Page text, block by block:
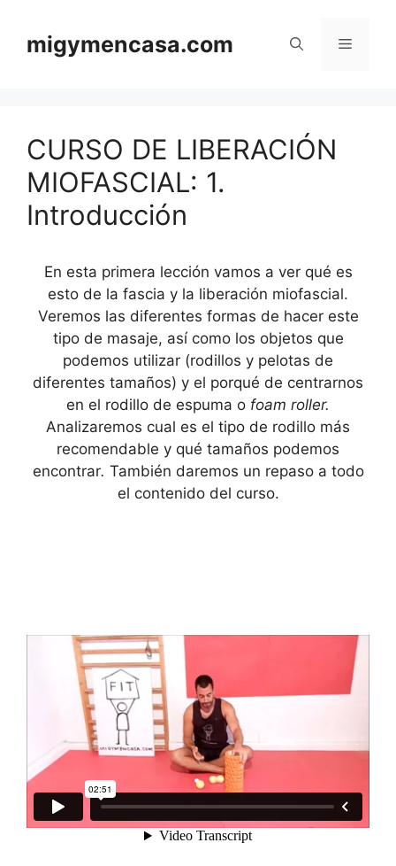
contenido
migymencasa.com Menú
CURSO DE LIBERACIÓN
MIOFASCIAL: 1.
Introducción
En esta primera lección vamos a ver qué es
esto de la fascia y la liberación miofascial.
Veremos las diferentes formas de hacer este
tipo de masaje, así como los objetos que
podemos utilizar (rodillos y pelotas de
diferentes tamaños) y el porqué de centrarnos
en el rodillo de espuma o foam roller.
Analizaremos cual es el tipo de rodillo más
recomendable y qué tamaños podemos
encontrar. También daremos un repaso a todo
el contenido del curso.